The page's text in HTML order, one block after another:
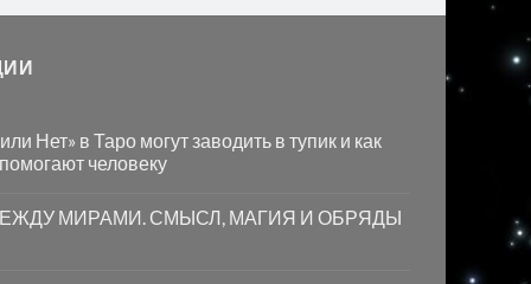
Нет» в Таро могут заводить в тупик и как
человеку
МИРАМИ. СМЫСЛ, МАГИЯ И ОБРЯДЫ